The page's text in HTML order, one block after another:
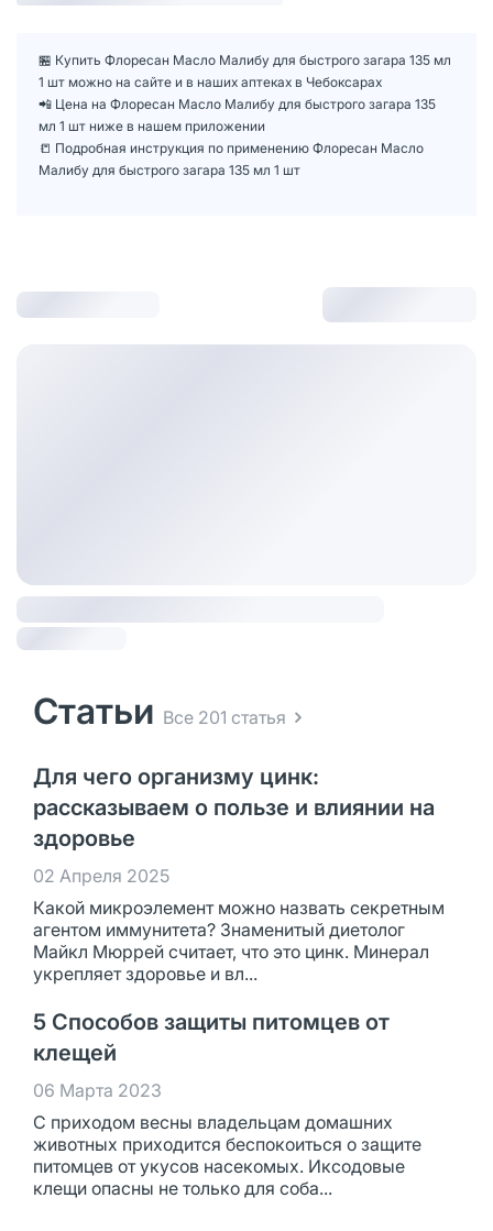
🏪 Купить Флоресан Масло Малибу для быстрого загара 135 мл
1 шт можно на сайте и в наших аптеках в Чебоксарах
📲 Цена на Флоресан Масло Малибу для быстрого загара 135
мл 1 шт ниже в нашем приложении
📒 Подробная инструкция по применению Флоресан Масло
Малибу для быстрого загара 135 мл 1 шт
Статьи Все 201 статья
Для чего организму цинк:
рассказываем о пользе и влиянии на
здоровье
02 Апреля 2025
Какой микроэлемент можно назвать секретным
агентом иммунитета? Знаменитый диетолог
Майкл Мюррей считает, что это цинк. Минерал
укрепляет здоровье и вл...
5 Способов защиты питомцев от
клещей
06 Марта 2023
С приходом весны владельцам домашних
животных приходится беспокоиться о защите
питомцев от укусов насекомых. Иксодовые
клещи опасны не только для соба...